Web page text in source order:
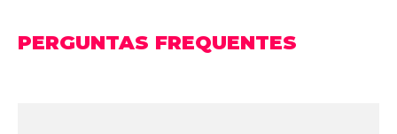
PERGUNTAS FREQUENTES